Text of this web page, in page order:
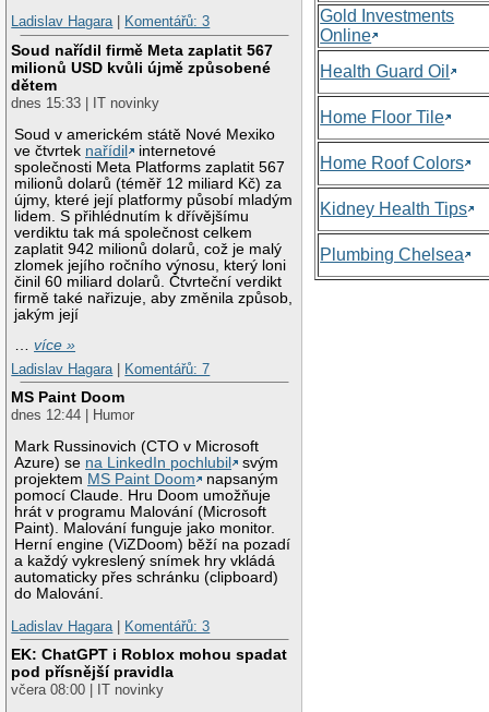
Ladislav Hagara| Komentářů: 3
Soud nařídil firmě Meta zaplatit 567
milionů USD kvůli újmě způsobené
dětem
dnes 15:33 | IT novinky
Soud v americkém státě Nové Mexiko
ve čtvrtek nařídil
internetové
společnosti Meta Platforms zaplatit 567
milionů dolarů (téměř 12 miliard Kč) za
újmy, které její platformy působí mladým
lidem. S přihlédnutím k dřívějšímu
verdiktu tak má společnost celkem
zaplatit 942 milionů dolarů, což je malý
zlomek jejího ročního výnosu, který loni
činil 60 miliard dolarů. Čtvrteční verdikt
firmě také nařizuje, aby změnila způsob,
jakým její
…více »
Ladislav Hagara
Komentářů: 7
MS Paint Doom
dnes 12:44 | Humor
Mark Russinovich (CTO v Microsoft
Azure) se na LinkedIn pochlubil
svým
projektem MS Paint Doom
napsaným
pomocí Claude. Hru Doom umožňuje
hrát v programu Malování (Microsoft
Paint). Malování funguje jako monitor.
Herní engine (ViZDoom) běží na pozadí
a každý vykreslený snímek hry vkládá
automaticky přes schránku (clipboard)
do Malování.
Ladislav Hagara
Komentářů: 3
EK: ChatGPT i Roblox mohou spadat
pod přísnější pravidla
včera 08:00 | IT novinky
Gold Investments
Online
Health Guard Oil
Home Floor Tile
Home Roof Colors
Kidney Health Tips
Plumbing Chelsea